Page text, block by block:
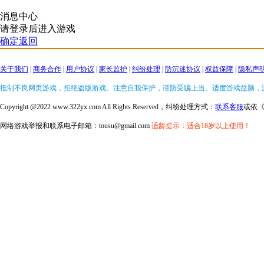
消息中心
请登录后进入游戏
确定返回
关于我们 商务合作 用户协议 家长监护 纠纷处理 防沉迷协议 权益保障 隐私声
抵制不良网页游戏，拒绝盗版游戏。注意自我保护，谨防受骗上当。适度游戏益脑
Copyright @2022 www.322yx.com All Rights Reserved，纠纷处理方式： 联系客服或依《
网络游戏举报和联系电子邮箱：tousu@gmail.com 适龄提示：适合18岁以上使用！